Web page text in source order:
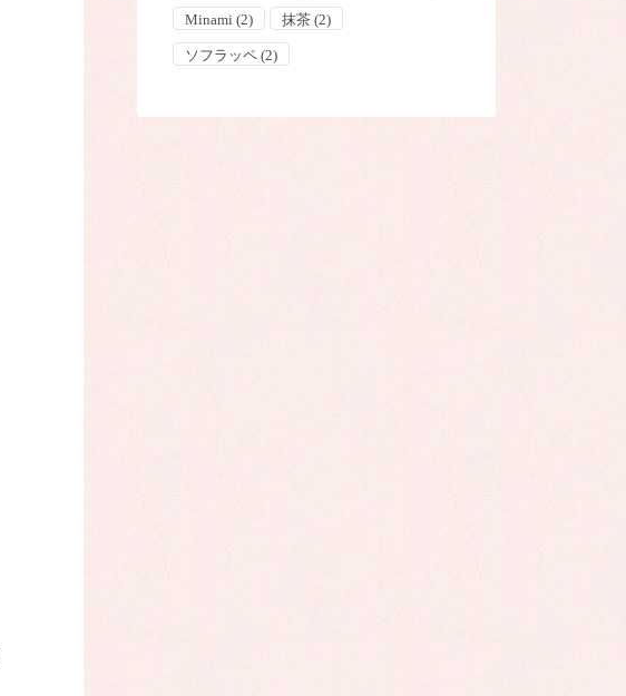
Minami (2) 抹茶 (2)
ソフラッペ (2)